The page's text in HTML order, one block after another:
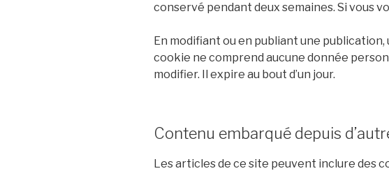
conservé pendant deux semaines. Si vous
En modifiant ou en publiant une
cookie ne comprend aucune donnée
modifier. Il expire au bout d’un jour.
Contenu embarqué depuis
Les articles de ce site peuvent inclure des